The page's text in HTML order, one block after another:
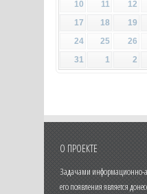
10
11 12
17
18 19
24
25 26
31
1 2
О ПРОЕКТЕ
Задачами информационно-
его появления является